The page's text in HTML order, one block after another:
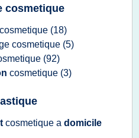
cosmetique
(18)
cosmetique (5)
(92)
cosmetique (3)
cosmetique a domicile